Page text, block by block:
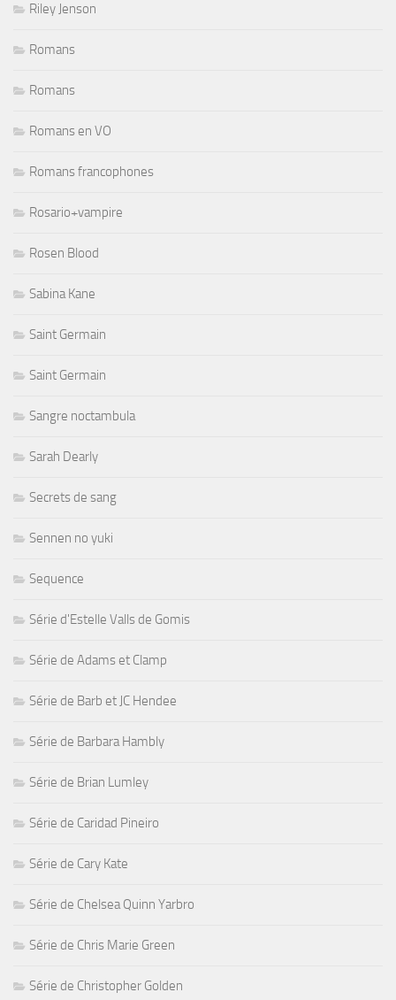
Riley Jenson
Romans
Romans
Romans en VO
Romans francophones
Rosario+vampire
Rosen Blood
Sabina Kane
Saint Germain
Saint Germain
Sangre noctambula
Sarah Dearly
Secrets de sang
Sennen no yuki
Sequence
Série d'Estelle Valls de Gomis
Série de Adams et Clamp
Série de Barb et JC Hendee
Série de Barbara Hambly
Série de Brian Lumley
Série de Caridad Pineiro
Série de Cary Kate
Série de Chelsea Quinn Yarbro
Série de Chris Marie Green
Série de Christopher Golden